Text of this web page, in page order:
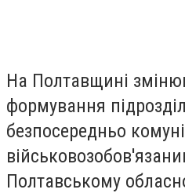
На Полтавщині
формування
безпосередньо
Полтавському